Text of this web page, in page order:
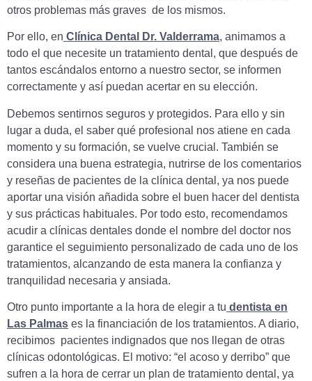
otros problemas más graves de los mismos.
Por ello, en Clínica Dental Dr. Valderrama, animamos a
todo el que necesite un tratamiento dental, que después de
tantos escándalos entorno a nuestro sector, se informen
correctamente y así puedan acertar en su elección.
Debemos sentirnos seguros y protegidos. Para ello y sin
lugar a duda, el saber qué profesional nos atiene en cada
momento y su formación, se vuelve crucial. También se
considera una buena estrategia, nutrirse de los comentarios
y reseñas de pacientes de la clínica dental, ya nos puede
aportar una visión añadida sobre el buen hacer del dentista
y sus prácticas habituales. Por todo esto, recomendamos
acudir a clínicas dentales donde el nombre del doctor nos
garantice el seguimiento personalizado de cada uno de los
tratamientos, alcanzando de esta manera la confianza y
tranquilidad necesaria y ansiada.
Otro punto importante a la hora de elegir a tu dentista en
Las Palmas es la financiación de los tratamientos. A diario,
recibimos pacientes indignados que nos llegan de otras
clínicas odontológicas. El motivo: “el acoso y derribo” que
sufren a la hora de cerrar un plan de tratamiento dental, ya